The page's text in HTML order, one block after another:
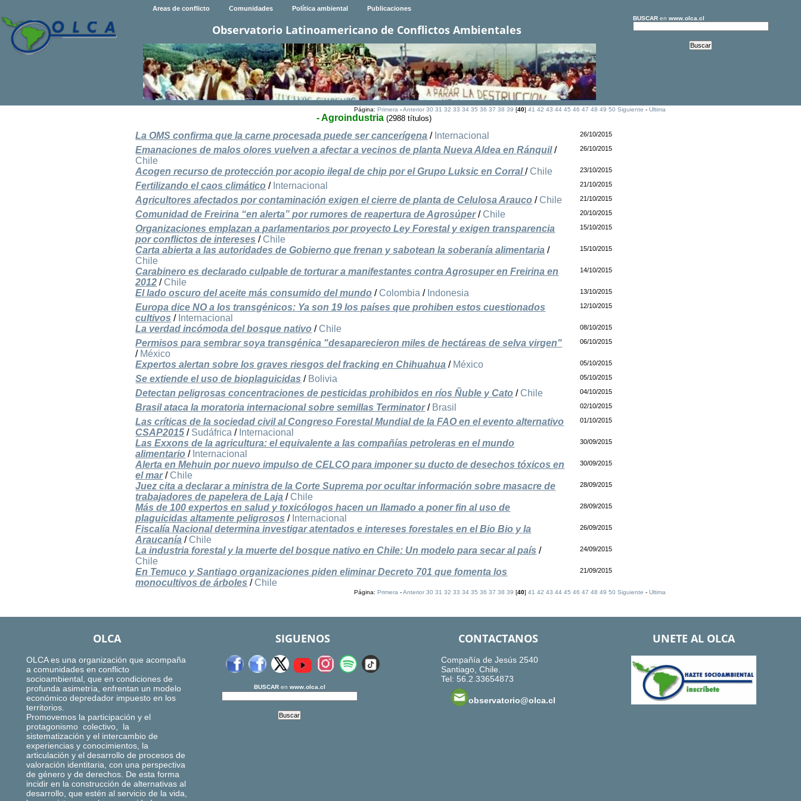
Areas de conflicto Comunidades Política ambiental Publicaciones
Observatorio Latinoamericano de Conflictos Ambientales
BUSCARen www.olca.cl
Página: Primera-Anterior 30 31 32 33 34 35 36 37 38 39 [40] 41 42 43 44 45 46 47 48 49 50 Siguiente - Ultima
- Agroindustria (2988 títulos)
La OMS confirma que la carne procesada puede ser cancerígena / Internacional 26/10/2015
Emanaciones de malos olores vuelven a afectar a vecinos de planta Nueva Aldea en Ránquil/
Chile
26/10/2015
Acogen recurso de protección por acopio ilegal de chip por el Grupo Luksic en Corral/ Chile 23/10/2015
Fertilizando el caos climático / Internacional 21/10/2015
Agricultores afectados por contaminación exigen el cierre de planta de Celulosa Arauco / Chile 21/10/2015
Comunidad de Freirina “en alerta” por rumores de reapertura de Agrosúper/ Chile 20/10/2015
Organizaciones emplazan a parlamentarios por proyecto Ley Forestal y exigen transparencia
por conflictos de intereses / Chile
15/10/2015
Carta abierta a las autoridades de Gobierno que frenan y sabotean la soberanía alimentaria /
Chile
15/10/2015
Carabinero es declarado culpable de torturar a manifestantes contra Agrosuper en Freirina en
2012 / Chile
14/10/2015
El lado oscuro del aceite más consumido del mundo / Colombia / Indonesia 13/10/2015
Europa dice NO a los transgénicos: Ya son 19 los países que prohiben estos cuestionados
cultivos / Internacional
12/10/2015
La verdad incómoda del bosque nativo / Chile 08/10/2015
Permisos para sembrar soya transgénica "desaparecieron miles de hectáreas de selva virgen"
/ México
06/10/2015
Expertos alertan sobre los graves riesgos del fracking en Chihuahua / México 05/10/2015
Se extiende el uso de bioplaguicidas / Bolivia 05/10/2015
Detectan peligrosas concentraciones de pesticidas prohibidos en ríos Ñuble y Cato / Chile 04/10/2015
Brasil ataca la moratoria internacional sobre semillas Terminator/ Brasil 02/10/2015
Las críticas de la sociedad civil al Congreso Forestal Mundial de la FAO en el evento alternativo
CSAP2015 / Sudáfrica / Internacional
01/10/2015
Las Exxons de la agricultura: el equivalente a las compañías petroleras en el mundo
alimentario / Internacional
30/09/2015
Alerta en Mehuin por nuevo impulso de CELCO para imponer su ducto de desechos tóxicos en
el mar/ Chile
30/09/2015
Juez cita a declarar a ministra de la Corte Suprema por ocultar información sobre masacre de
trabajadores de papelera de Laja / Chile
28/09/2015
Más de 100 expertos en salud y toxicólogos hacen un llamado a poner fin al uso de
plaguicidas altamente peligrosos / Internacional
28/09/2015
Fiscalía Nacional determina investigar atentados e intereses forestales en el Bio Bio y la
Araucanía / Chile
26/09/2015
La industria forestal y la muerte del bosque nativo en Chile: Un modelo para secar al país /
Chile
24/09/2015
En Temuco y Santiago organizaciones piden eliminar Decreto 701 que fomenta los
monocultivos de árboles / Chile
21/09/2015
Página: Primera-Anterior 30 31 32 33 34 35 36 37 38 39 [40] 41 42 43 44 45 46 47 48 49 50 Siguiente - Ultima
OLCA
OLCA es una organización que acompaña
a comunidades en conflicto
socioambiental, que en condiciones de
profunda asimetría, enfrentan un modelo
económico depredador impuesto en los
territorios.
Promovemos la participación y el
protagonismo colectivo, la
sistematización y el intercambio de
experiencias y conocimientos, la
articulación y el desarrollo de procesos de
valoración identitaria, con una perspectiva
de género y de derechos. De esta forma
incidir en la construcción de alternativas al
desarrollo, que estén al servicio de la vida,
SIGUENOS
BUSCARen www.olca.cl
CONTACTANOS
Compañía de Jesús 2540
Santiago, Chile.
Tel: 56.2.33654873
observatorio@olca.cl
UNETE AL OLCA